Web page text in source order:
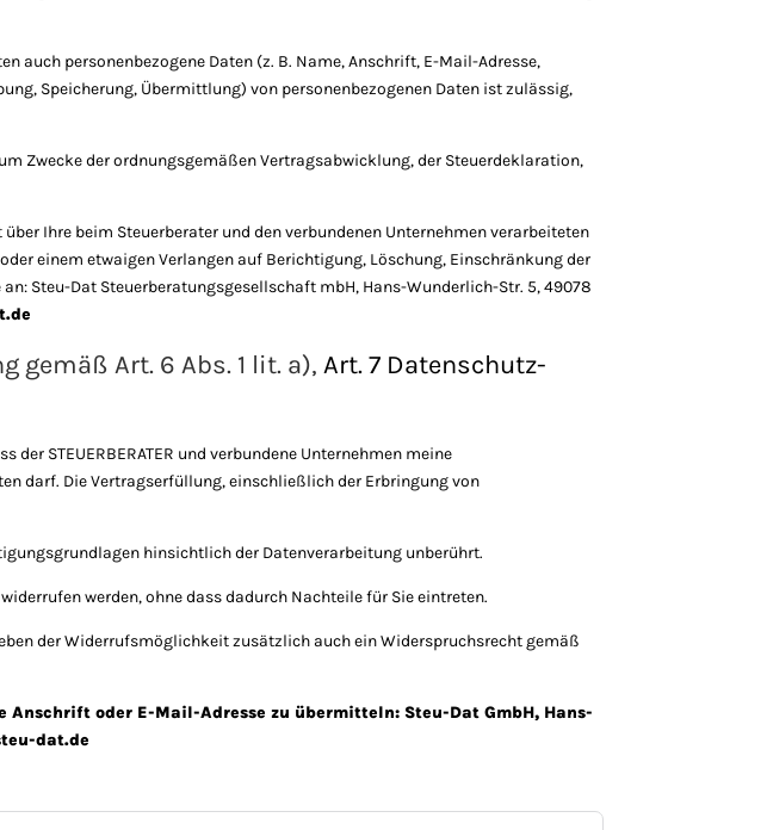
auch personenbezogene Daten (z. B. Name, Anschrift, E-Mail-Adresse,
Speicherung, Übermittlung) von personenbezogenen Daten ist zulässig,
Zwecke der ordnungsgemäßen Vertragsabwicklung, der Steuerdeklaration,
Ihre beim Steuerberater und den verbundenen Unternehmen verarbeiteten
einem etwaigen Verlangen auf Berichtigung, Löschung, Einschränkung der
Steu-Dat Steuerberatungsgesellschaft mbH, Hans-Wunderlich-Str. 5, 49078
gemäß Art. 6 Abs. 1 lit. a), Art. 7 Datenschutz-
STEUERBERATER und verbundene Unternehmen meine
darf. Die Vertragserfüllung, einschließlich der Erbringung von
hinsichtlich der Datenverarbeitung unberührt.
werden, ohne dass dadurch Nachteile für Sie eintreten.
der Widerrufsmöglichkeit zusätzlich auch ein Widerspruchsrecht gemäß
oder E-Mail-Adresse zu übermitteln: Steu-Dat GmbH, Hans-
dat.de